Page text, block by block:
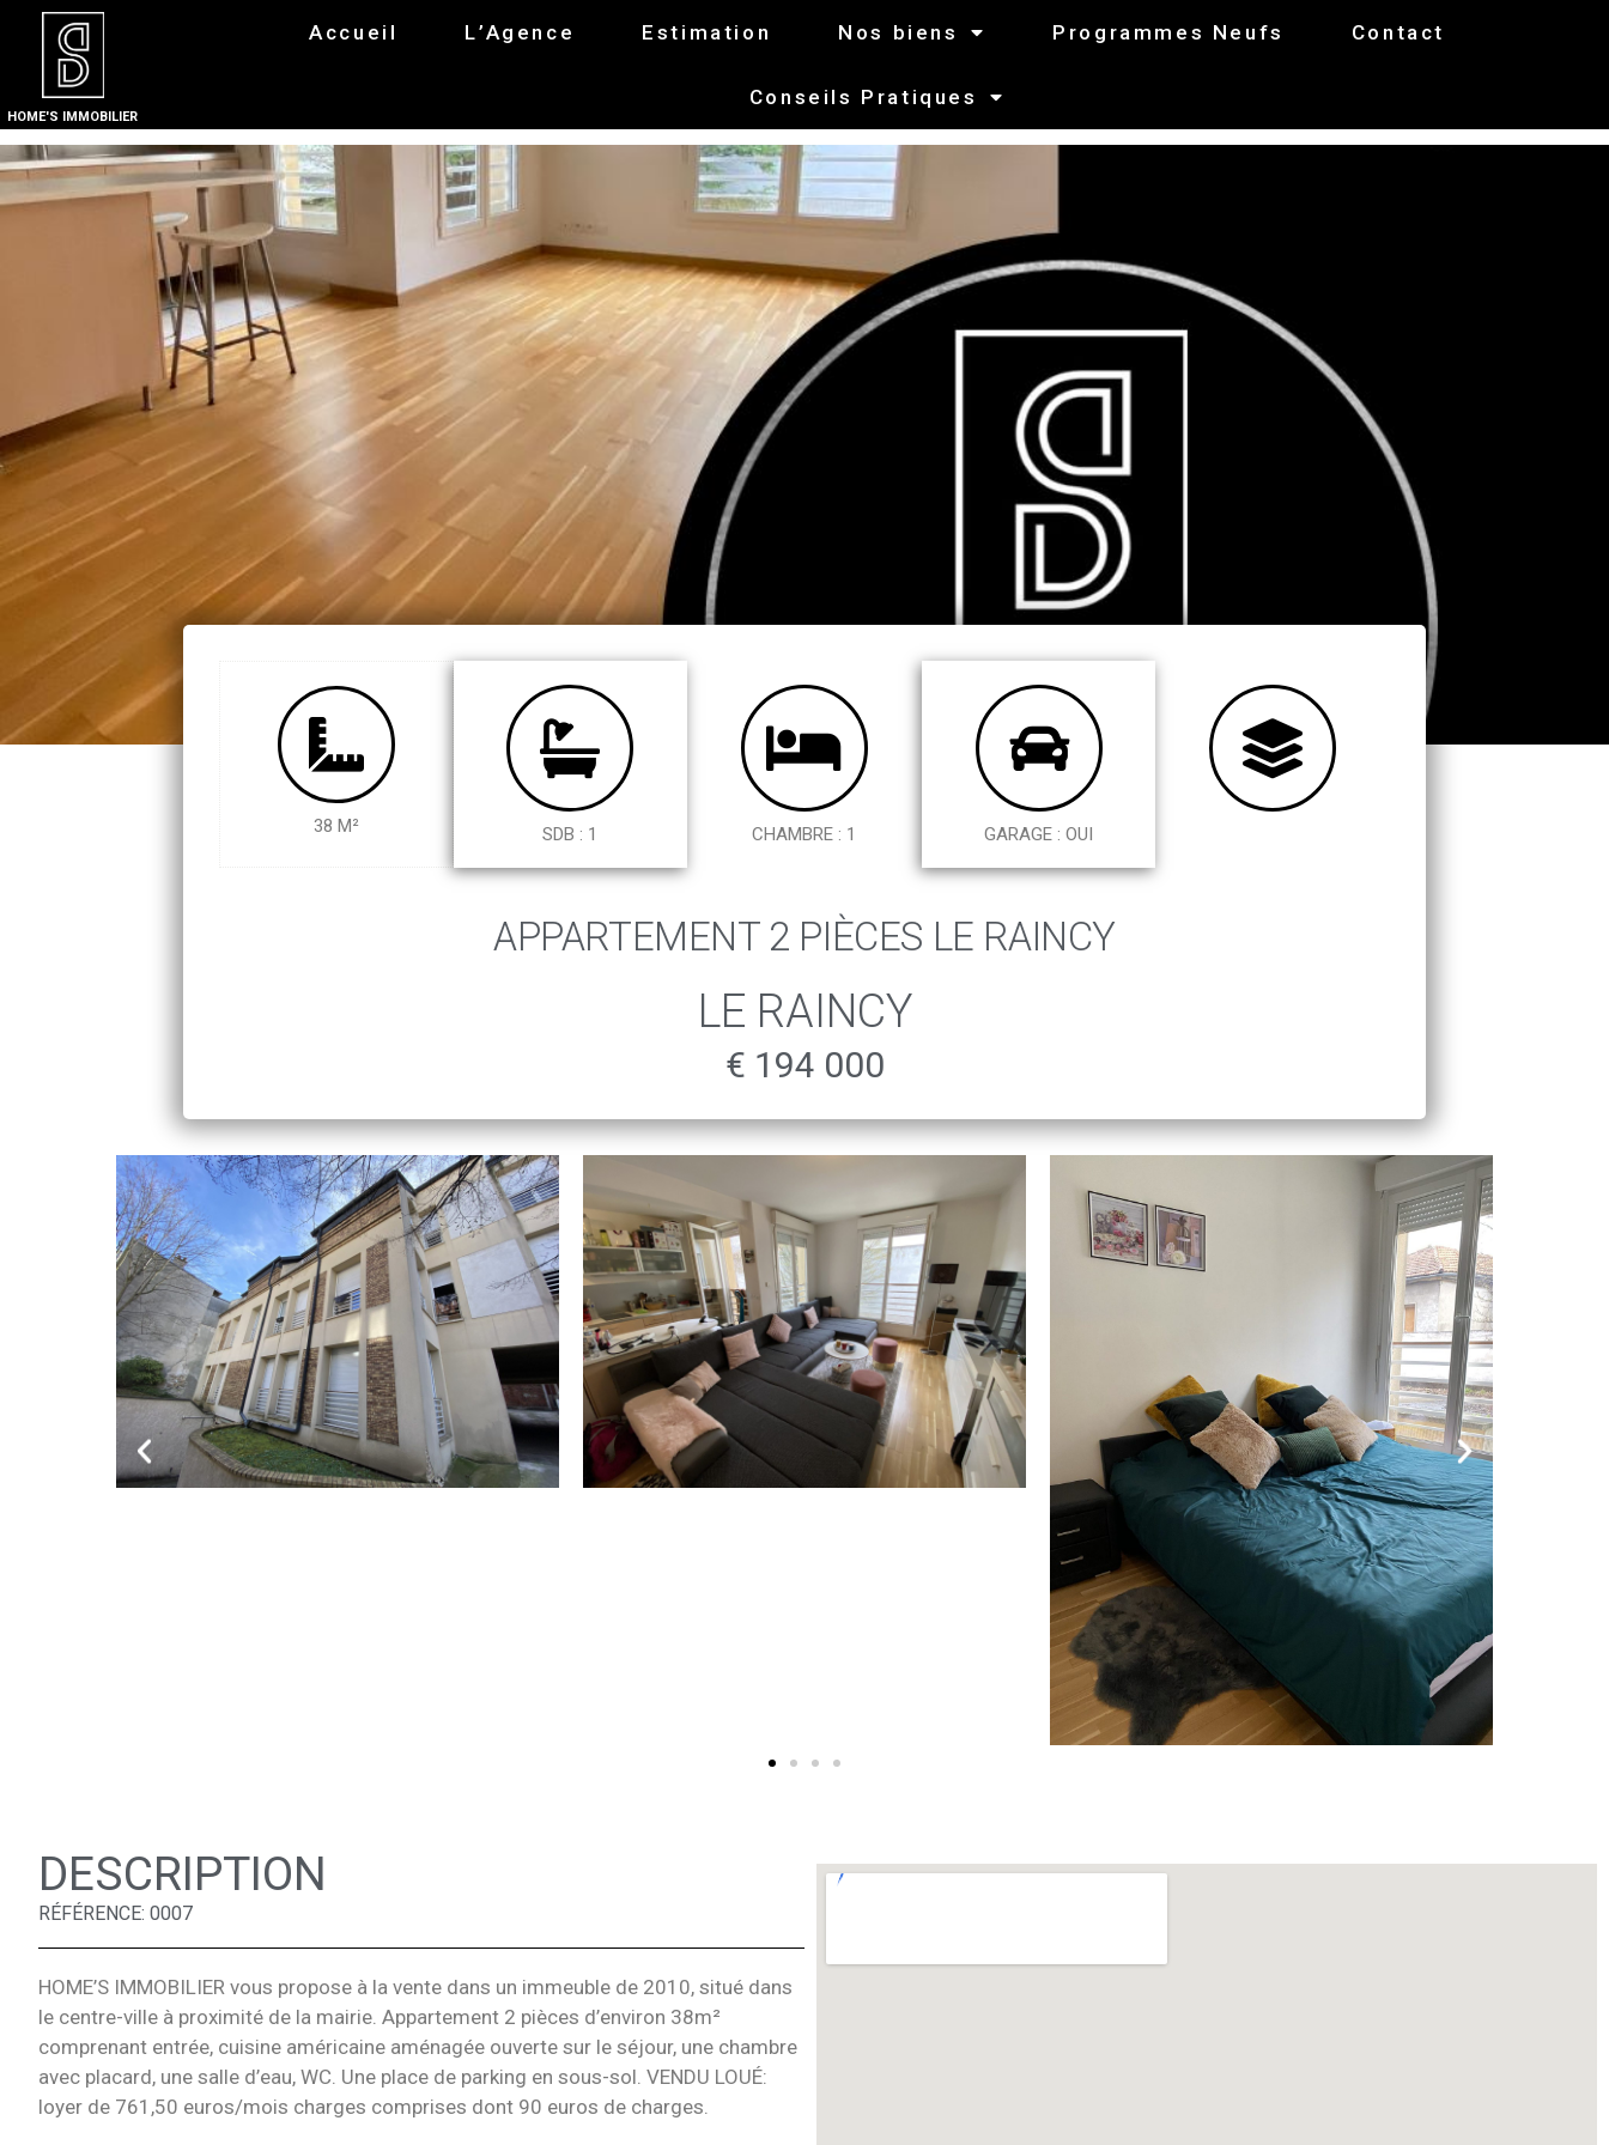
HOME'S IMMOBILIER
Accueil L’Agence Estimation Nos biens Programmes Neufs Contact
Conseils Pratiques
38 M² SDB : 1 CHAMBRE : 1 GARAGE : OUI
APPARTEMENT 2 PIÈCES LE RAINCY
LE RAINCY
€ 194 000
DESCRIPTION
RÉFÉRENCE: 0007
HOME’S IMMOBILIER vous propose à la vente dans un immeuble de 2010, situé dans
le centre-ville à proximité de la mairie. Appartement 2 pièces d’environ 38m²
comprenant entrée, cuisine américaine aménagée ouverte sur le séjour, une chambre
avec placard, une salle d’eau, WC. Une place de parking en sous-sol. VENDU LOUÉ:
loyer de 761,50 euros/mois charges comprises dont 90 euros de charges.